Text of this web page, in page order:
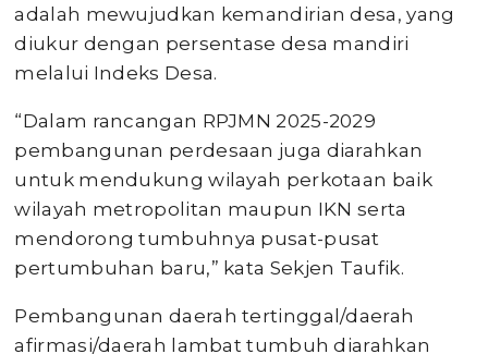
adalah mewujudkan kemandirian desa, yang
diukur dengan persentase desa mandiri
melalui Indeks Desa.
“Dalam rancangan RPJMN 2025-2029
pembangunan perdesaan juga diarahkan
untuk mendukung wilayah perkotaan baik
wilayah metropolitan maupun IKN serta
mendorong tumbuhnya pusat-pusat
pertumbuhan baru,” kata Sekjen Taufik.
Pembangunan daerah tertinggal/daerah
afirmasi/daerah lambat tumbuh diarahkan